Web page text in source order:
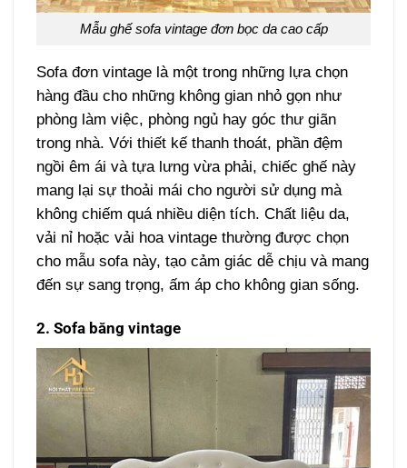
Mẫu ghế sofa vintage đơn bọc da cao cấp
Sofa đơn vintage là một trong những lựa chọn
hàng đầu cho những không gian nhỏ gọn như
phòng làm việc, phòng ngủ hay góc thư giãn
trong nhà. Với thiết kế thanh thoát, phần đệm
ngồi êm ái và tựa lưng vừa phải, chiếc ghế này
mang lại sự thoải mái cho người sử dụng mà
không chiếm quá nhiều diện tích. Chất liệu da,
vải nỉ hoặc vải hoa vintage thường được chọn
cho mẫu sofa này, tạo cảm giác dễ chịu và mang
đến sự sang trọng, ấm áp cho không gian sống.
2. Sofa băng vintage